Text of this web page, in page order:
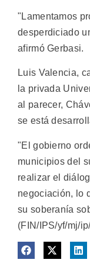
"Lamentamos
desperdiciado
afirmó Gerbasi.
Luis Valencia,
la privada
al parecer,
se está
"El gobierno
municipios del
realizar el
negociación, lo
su soberanía
(FIN/IPS/yf/mj/